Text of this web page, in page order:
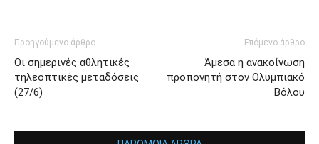
Προηγούμενο άρθρο
Οι σημερινές αθλητικές
τηλεοπτικές μεταδόσεις
(27/6)
Επόμενο άρθρο
Άμεσα η ανακοίνωση
προπονητή στον Ολυμπιακό
Βόλου